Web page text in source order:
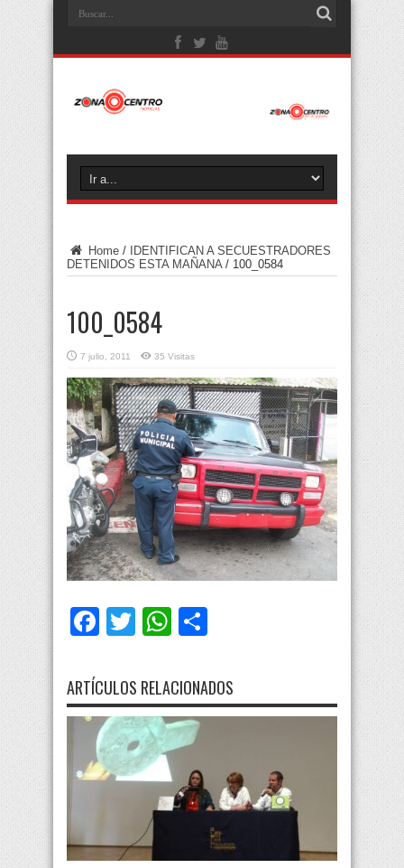
Home /
IDENTIFICAN A SECUESTRADORES
DETENIDOS ESTA MAÑANA / 100_0584
100_0584
7 julio, 2011 35 Visitas
Facebook
TwitterWhatsApp
ARTÍCULOS RELACIONADOS